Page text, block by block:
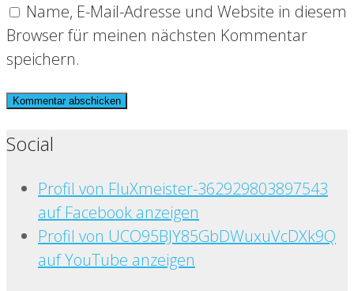
Name, E-Mail-Adresse und Website in diesem
Browser für meinen nächsten Kommentar
speichern.
Social
Profil von FluXmeister-362929803897543
auf Facebook anzeigen
Profil von UCO95BJY85GbDWuxuVcDXk9Q
auf YouTube anzeigen